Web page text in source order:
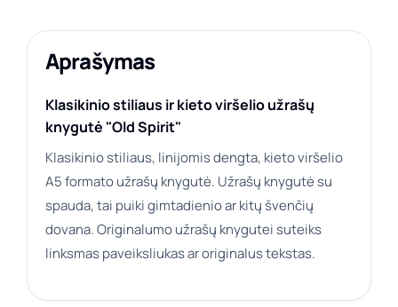
Aprašymas
Klasikinio stiliaus ir kieto viršelio užrašų
knygutė "Old Spirit"
Klasikinio stiliaus, linijomis dengta, kieto viršelio
A5 formato užrašų knygutė. Užrašų knygutė su
spauda, tai puiki gimtadienio ar kitų švenčių
dovana. Originalumo užrašų knygutei suteiks
linksmas paveiksliukas ar originalus tekstas.